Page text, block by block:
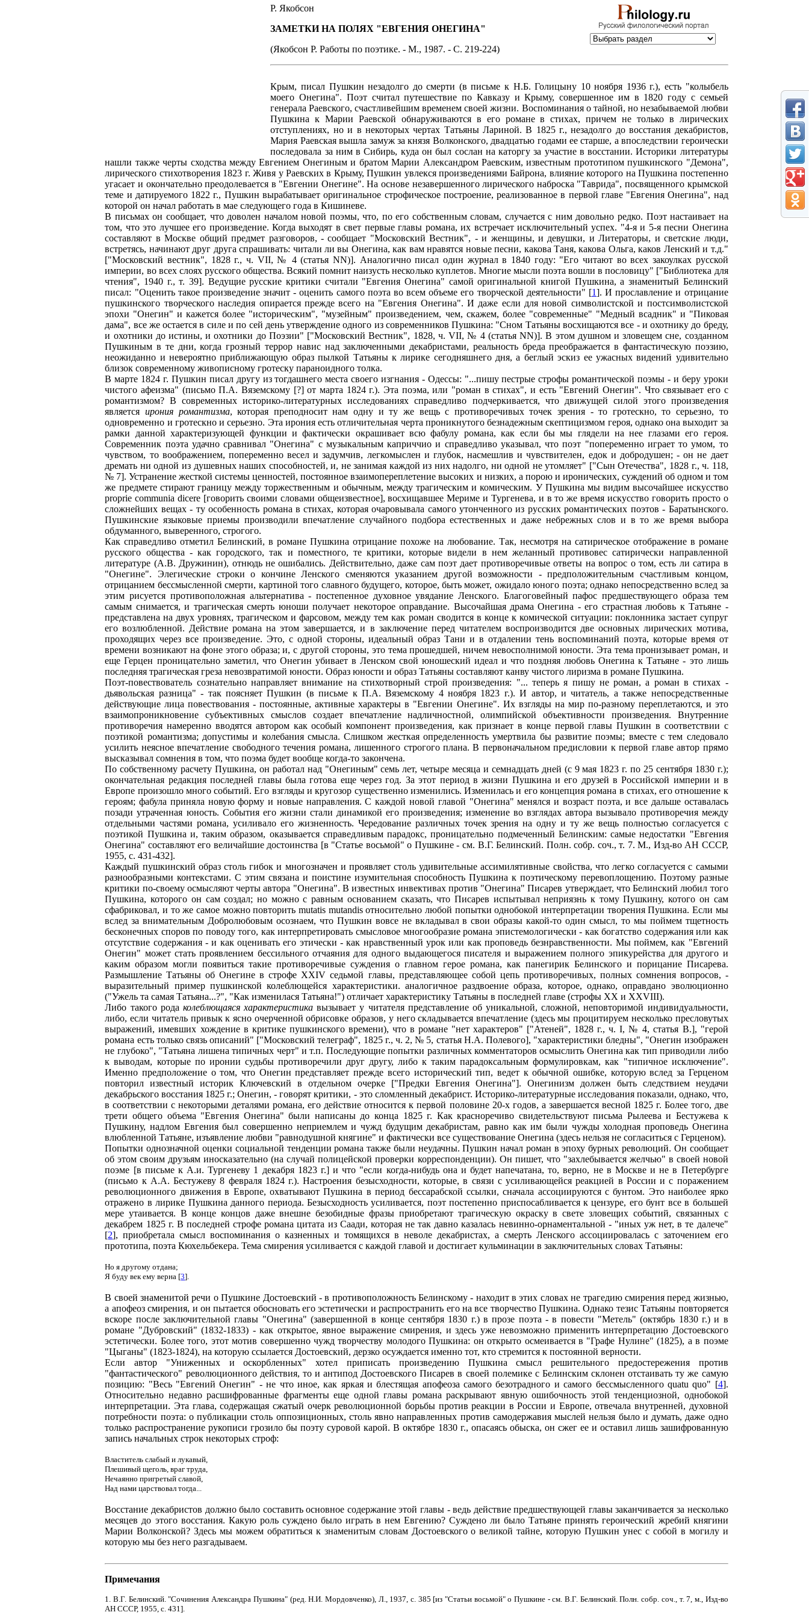
Р. Якобсон
ЗАМЕТКИ НА ПОЛЯХ "ЕВГЕНИЯ ОНЕГИНА"
(Якобсон Р. Работы по поэтике. - М., 1987. - С. 219-224)
Крым, писал Пушкин незадолго до смерти (в письме к Н.Б. Голицыну 10 ноября 1936 г.), есть "колыбель
моего Онегина". Поэт считал путешествие по Кавказу и Крыму, совершенное им в 1820 году с семьей
генерала Раевского, счастливейшим временем своей жизни. Воспоминания о тайной, но незабываемой любви
Пушкина к Марии Раевской обнаруживаются в его романе в стихах, причем не только в лирических
отступлениях, но и в некоторых чертах Татьяны Лариной. В 1825 г., незадолго до восстания декабристов,
Мария Раевская вышла замуж за князя Волконского, двадцатью годами ее старше, а впоследствии героически
последовала за ним в Сибирь, куда он был сослан на каторгу за участие в восстании. Историки литературы
нашли также черты сходства между Евгением Онегиным и братом Марии Александром Раевским, известным прототипом пушкинского "Демона",
лирического стихотворения 1823 г. Живя у Раевских в Крыму, Пушкин увлекся произведениями Байрона, влияние которого на Пушкина постепенно
угасает и окончательно преодолевается в "Евгении Онегине". На основе незавершенного лирического наброска "Таврида", посвященного крымской
теме и датируемого 1822 г., Пушкин вырабатывает оригинальное строфическое построение, реализованное в первой главе "Евгения Онегина", над
которой он начал работать в мае следующего года в Кишиневе.
В письмах он сообщает, что доволен началом новой поэмы, что, по его собственным словам, случается с ним довольно редко. Поэт настаивает на
том, что это лучшее его произведение. Когда выходят в свет первые главы романа, их встречает исключительный успех. "4-я и 5-я песни Онегина
составляют в Москве общий предмет разговоров, - сообщает "Московский Вестник", - и женщины, и девушки, и Литераторы, и светские люди,
встретясь, начинают друг друга спрашивать: читали ли вы Онегина, как вам нравятся новые песни, какова Таня, какова Ольга, каков Ленский и т.д."
["Московский вестник", 1828 г., ч. VII, № 4 (статья NN)]. Аналогично писал один журнал в 1840 году: "Его читают во всех закоулках русской
империи, во всех слоях русского общества. Всякий помнит наизусть несколько куплетов. Многие мысли поэта вошли в пословицу" ["Библиотека для
чтения", 1940 г., т. 39]. Ведущие русские критики считали "Евгения Онегина" самой оригинальной книгой Пушкина, а знаменитый Белинский
писал: "Оценить такое произведение значит - оценить самого поэта во всем объеме его творческой деятельности" [1]. И прославление и отрицание
пушкинского творческого наследия опирается прежде всего на "Евгения Онегина". И даже если для новой символистской и постсимволистской
эпохи "Онегин" и кажется более "историческим", "музейным" произведением, чем, скажем, более "современные" "Медный всадник" и "Пиковая
дама", все же остается в силе и по сей день утверждение одного из современников Пушкина: "Сном Татьяны восхищаются все - и охотнику до бреду,
и охотники до истины, и охотники до Поэзии" ["Московский Вестник", 1828, ч. VII, № 4 (статья NN)]. В этом душном и зловещем сне, созданном
Пушкиным в те дни, когда грозный террор навис над заключенными декабристами, реальность бреда преображается в фантастическую поэзию,
неожиданно и невероятно приближающую образ пылкой Татьяны к лирике сегодняшнего дня, а беглый эскиз ее ужасных видений удивительно
близок современному живописному гротеску параноидного толка.
В марте 1824 г. Пушкин писал другу из тогдашнего места своего изгнания - Одессы: "...пишу пестрые строфы романтической поэмы - и беру уроки
чистого афеизма" (письмо П.А. Вяземскому [?] от марта 1824 г.). Эта поэма, или "роман в стихах", и есть "Евгений Онегин". Что связывает его с
романтизмом? В современных историко-литературных исследованиях справедливо подчеркивается, что движущей силой этого произведения
являетсяирония романтизма, которая преподносит нам одну и ту же вещь с противоречивых точек зрения - то гротескно, то серьезно, то
одновременно и гротескно и серьезно. Эта ирония есть отличительная черта проникнутого безнадежным скептицизмом героя, однако она выходит за
рамки данной характеризующей функции и фактически окрашивает всю фабулу романа, как если бы мы глядели на нее глазами его героя.
Современник поэта удачно сравнивал "Онегина" с музыкальным каприччио и справедливо указывал, что поэт "попеременно играет то умом, то
чувством, то воображением, попеременно весел и задумчив, легкомыслен и глубок, насмешлив и чувствителен, едок и добродушен; - он не дает
дремать ни одной из душевных наших способностей, и, не занимая каждой из них надолго, ни одной не утомляет" ["Сын Отечества", 1828 г., ч. 118,
№ 7]. Устранение жесткой системы ценностей, постоянное взаимопереплетение высоких и низких, а порою и иронических, суждений об одном и том
же предмете стирают границу между торжественным и обычным, между трагическим и комическим. У Пушкина мы видим высочайшее искусство
proprie communia dicere [говорить своими словами общеизвестное], восхищавшее Мериме и Тургенева, и в то же время искусство говорить просто о
сложнейших вещах - ту особенность романа в стихах, которая очаровывала самого утонченного из русских романтических поэтов - Баратынского.
Пушкинские языковые приемы производили впечатление случайного подбора естественных и даже небрежных слов и в то же время выбора
обдуманного, выверенного, строгого.
Как справедливо отметил Белинский, в романе Пушкина отрицание похоже на любование. Так, несмотря на сатирическое отображение в романе
русского общества - как городского, так и поместного, те критики, которые видели в нем желанный противовес сатирически направленной
литературе (А.В. Дружинин), отнюдь не ошибались. Действительно, даже сам поэт дает противоречивые ответы на вопрос о том, есть ли сатира в
"Онегине". Элегические строки о кончине Ленского сменяются указанием другой возможности - предположительным счастливым концом,
отрицанием бессмысленной смерти, картиной того славного будущего, которое, быть может, ожидало юного поэта; однако непосредственно вслед за
этим рисуется противоположная альтернатива - постепенное духовное увядание Ленского. Благоговейный пафос предшествующего образа тем
самым снимается, и трагическая смерть юноши получает некоторое оправдание. Высочайшая драма Онегина - его страстная любовь к Татьяне -
представлена на двух уровнях, трагическом и фарсовом, между тем как роман сводится в конце к комической ситуации: поклонника застает супруг
его возлюбленной. Действие романа на этом завершается, и в заключение перед читателем воспроизводится две основных лирических мотива,
проходящих через все произведение. Это, с одной стороны, идеальный образ Тани и в отдалении тень воспоминаний поэта, которые время от
времени возникают на фоне этого образа; и, с другой стороны, это тема прошедшей, ничем невосполнимой юности. Эта тема пронизывает роман, и
еще Герцен проницательно заметил, что Онегин убивает в Ленском свой юношеский идеал и что поздняя любовь Онегина к Татьяне - это лишь
последняя трагическая греза невозвратимой юности. Образ юности и образ Татьяны составляют канву чистого лиризма в романе Пушкина.
Поэт-повествователь сознательно направляет внимание на стихотворный строй произведения: "... теперь я пишу не роман, а роман в стихах -
дьявольская разница" - так поясняет Пушкин (в письме к П.А. Вяземскому 4 ноября 1823 г.). И автор, и читатель, а также непосредственные
действующие лица повествования - постоянные, активные характеры в "Евгении Онегине". Их взгляды на мир по-разному переплетаются, и это
взаимопроникновение субъективных смыслов создает впечатление надличностной, олимпийской объективности произведения. Внутренние
противоречия намеренно вводятся автором как особый компонент произведения, как признает в конце первой главы Пушкин в соответствии с
поэтикой романтизма; допустимы и колебания смысла. Слишком жесткая определенность умертвила бы развитие поэмы; вместе с тем следовало
усилить неясное впечатление свободного течения романа, лишенного строгого плана. В первоначальном предисловии к первой главе автор прямо
высказывал сомнения в том, что поэма будет вообще когда-то закончена.
По собственному расчету Пушкина, он работал над "Онегиным" семь лет, четыре месяца и семнадцать дней (с 9 мая 1823 г. по 25 сентября 1830 г.);
окончательная редакция последней главы была готова еще через год. За этот период в жизни Пушкина и его друзей в Российской империи и в
Европе произошло много событий. Его взгляды и кругозор существенно изменились. Изменилась и его концепция романа в стихах, его отношение к
героям; фабула приняла новую форму и новые направления. С каждой новой главой "Онегина" менялся и возраст поэта, и все дальше оставалась
позади утраченная юность. События его жизни стали динамикой его произведения; изменение во взглядах автора вызывало противоречия между
отдельными частями романа, усиливало его жизненность. Чередование различных точек зрения на одну и ту же вещь полностью согласуется с
поэтикой Пушкина и, таким образом, оказывается справедливым парадокс, проницательно подмеченный Белинским: самые недостатки "Евгения
Онегина" составляют его величайшие достоинства [в "Статье восьмой" о Пушкине - см. В.Г. Белинский. Полн. собр. соч., т. 7. М., Изд-во АН СССР,
1955, с. 431-432].
Каждый пушкинский образ столь гибок и многозначен и проявляет столь удивительные ассимилятивные свойства, что легко согласуется с самыми
разнообразными контекстами. С этим связана и поистине изумительная способность Пушкина к поэтическому перевоплощению. Поэтому разные
критики по-своему осмысляют черты автора "Онегина". В известных инвективах против "Онегина" Писарев утверждает, что Белинский любил того
Пушкина, которого он сам создал; но можно с равным основанием сказать, что Писарев испытывал неприязнь к тому Пушкину, котого он сам
сфабриковал, и то же самое можно повторить mutatis mutandis относительно любой попытки однобокой интерпретации творения Пушкина. Если мы
вслед за внимательным Добролюбовым осознаем, что Пушкин вовсе не вкладывал в свои образы какой-то один смысл, то мы поймем тщетность
бесконечных споров по поводу того, как интерпретировать смысловое многообразие романа эпистемологически - как богатство содержания или как
отсутствие содержания - и как оценивать его этически - как нравственный урок или как проповедь безнравственности. Мы поймем, как "Евгений
Онегин" может стать проявлением бессильного отчаяния для одного выдающегося писателя и выражением полного эпикурейства для другого и
каким образом могли появиться такие противоречивые суждения о главном герое романа, как панегирик Белинского и порицание Писарева.
Размышление Татьяны об Онегине в строфе XXIV седьмой главы, представляющее собой цепь противоречивых, полных сомнения вопросов, -
выразительный пример пушкинской колеблющейся характеристики. аналогичное раздвоение образа, которое, однако, оправдано эволюционно
("Ужель та самая Татьяна...?", "Как изменилася Татьяна!") отличает характеристику Татьяны в последней главе (строфы XX и XXVIII).
Либо такого рода колеблющаяся характеристика вызывает у читателя представление об уникальной, сложной, неповторимой индивидуальности,
либо, если читатель привык к ясно очерченной обрисовке образов, у него складывается впечатление (здесь мы процитируем несколько пресловутых
выражений, имевших хождение в критике пушкинского времени), что в романе "нет характеров" ["Атеней", 1828 г., ч. I, № 4, статья В.], "герой
романа есть только связь описаний" ["Московский телеграф", 1825 г., ч. 2, № 5, статья Н.А. Полевого], "характеристики бледны", "Онегин изображен
не глубоко", "Татьяна лишена типичных черт" и т.п. Последующие попытки различных комментаторов осмыслить Онегина как тип приводили либо
к выводам, которые по иронии судьбы противоречили друг другу, либо к таким парадоксальным формулировкам, как "типичное исключение".
Именно предположение о том, что Онегин представляет прежде всего исторический тип, ведет к обычной ошибке, которую вслед за Герценом
повторил известный историк Ключевский в отдельном очерке ["Предки Евгения Онегина"]. Онегинизм должен быть следствием неудачи
декабрьского восстания 1825 г.; Онегин, - говорят критики, - это сломленный декабрист. Историко-литературные исследования показали, однако, что,
в соответствии с некоторыми деталями романа, его действие относится к первой половине 20-х годов, а завершается весной 1825 г. Более того, две
трети общего объема "Евгения Онегина" были написаны до конца 1825 г. Как красноречиво свидетельствуют письма Рылеева и Бестужева к
Пушкину, надлом Евгения был совершенно неприемлем и чужд будущим декабристам, равно как им были чужды холодная проповедь Онегина
влюбленной Татьяне, изъявление любви "равнодушной княгине" и фактически все существование Онегина (здесь нельзя не согласиться с Герценом).
Попытки однозначной оценки социальной тенденции романа также были неудачны. Пушкин начал роман в эпоху бурных революций. Он сообщает
об этом своим друзьям иносказательно (на случай полицейской проверки корреспонденции). Он пишет, что "захлебывается желчью" в своей новой
поэме [в письме к А.и. Тургеневу 1 декабря 1823 г.] и что "если когда-нибудь она и будет напечатана, то, верно, не в Москве и не в Петербурге
(письмо к А.А. Бестужеву 8 февраля 1824 г.). Настроения безысходности, которые, в связи с усиливающейся реакцией в России и с поражением
революционного движения в Европе, охватывают Пушкина в период бессарабской ссылки, сначала ассоциируются с бунтом. Это наиболее ярко
отражено в лирике Пушкина данного периода. Безысходность усиливается, поэт постепенно приспосабливается к цензуре, его бунт все в большей
мере утаивается. В конце концов даже внешне безобидные фразы приобретают трагическую окраску в свете зловещих событий, связанных с
декабрем 1825 г. В последней строфе романа цитата из Саади, которая не так давно казалась невинно-орнаментальной - "иных уж нет, в те далече"
[2], приобретала смысл воспоминания о казненных и томящихся в неволе декабристах, а смерть Ленского ассоциировалась с заточением его
прототипа, поэта Кюхельбекера. Тема смирения усиливается с каждой главой и достигает кульминации в заключительных словах Татьяны:
Но я другому отдана;
Я буду век ему верна [3].
В своей знаменитой речи о Пушкине Достоевский - в противоположность Белинскому - находит в этих словах не трагедию смирения перед жизнью,
а апофеоз смирения, и он пытается обосновать его эстетически и распространить его на все творчество Пушкина. Однако тезис Татьяны повторяется
вскоре после заключительной главы "Онегина" (завершенной в конце сентября 1830 г.) в прозе поэта - в повести "Метель" (октябрь 1830 г.) и в
романе "Дубровский" (1832-1833) - как открытое, явное выражение смирения, и здесь уже невозможно применить интерпретацию Достоевского
эстетически. Более того, этот мотив совершенно чужд творчеству молодого Пушкина: он открыто осмеивается в "Графе Нулине" (1825), а в поэме
"Цыганы" (1823-1824), на которую ссылается Достоевский, дерзко осуждается именно тот, кто стремится к постоянной верности.
Если автор "Униженных и оскорбленных" хотел приписать произведению Пушкина смысл решительного предостережения против
"фантастического" революционного действия, то и антипод Достоевского Писарев в своей полемике с Белинским склонен отстаивать ту же самую
позицию: "Весь "Евгений Онегин" - не что иное, как яркая и блестящая апофеоза самого безотрадного и самого бессмысленного quatu quo" [4].
Относительно недавно расшифрованные фрагменты еще одной главы романа раскрывают явную ошибочность этой тенденциозной, однобокой
интерпретации. Эта глава, содержащая сжатый очерк революционной борьбы против реакции в России и Европе, отвечала внутренней, духовной
потребности поэта: о публикации столь оппозиционных, столь явно направленных против самодержавия мыслей нельзя было и думать, даже одно
только распространение рукописи грозило бы поэту суровой карой. В октябре 1830 г., опасаясь обыска, он сжег ее и оставил лишь зашифрованную
запись начальных строк некоторых строф:
Властитель слабый и лукавый,
Плешивый щеголь, враг труда,
Нечаянно пригретый славой,
Над нами царствовал тогда...
Восстание декабристов должно было составить основное содержание этой главы - ведь действие предшествующей главы заканчивается за несколько
месяцев до этого восстания. Какую роль суждено было играть в нем Евгению? Суждено ли было Татьяне принять героический жребий княгини
Марии Волконской? Здесь мы можем обратиться к знаменитым словам Достоевского о великой тайне, которую Пушкин унес с собой в могилу и
которую мы без него разгадываем.
Примечания
1. В.Г. Белинский. "Сочинения Александра Пушкина" (ред. Н.И. Мордовченко), Л., 1937, с. 385 [из "Статьи восьмой" о Пушкине - см. В.Г. Белинский. Полн. собр. соч., т. 7, м., Изд-во
АН СССР, 1955, с. 431].